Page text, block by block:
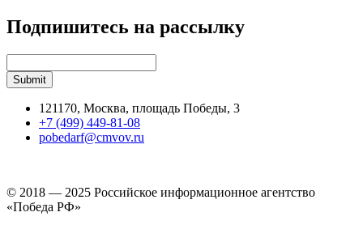
Подпишитесь на рассылку
121170, Москва, площадь Победы, 3
+7 (499) 449-81-08
pobedarf@cmvov.ru
© 2018 — 2025 Российское информационное агентство
«Победа РФ»